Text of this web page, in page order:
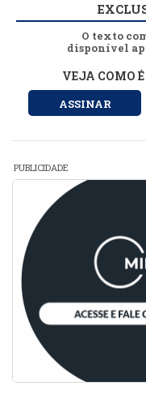
O texto
disponível
VEJA COMO
ASSINAR
PUBLICIDADE